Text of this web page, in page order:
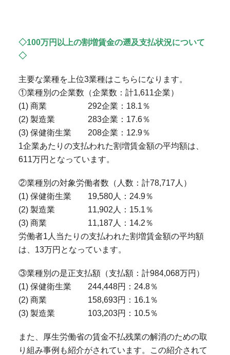
◇100万円以上の割増賃金の遡及支払状況について
◇
主要な業種を上位3業種はこちらになります。
①業種別の企業数（企業数：計1,611企業）
(1) 商業 292企業：18.1％
(2) 製造業 283企業：17.6％
(3) 保健衛生業 208企業：12.9％
1企業あたりの支払われた割増賃金額の平均額は、
611万円となっています。
②業種別の対象労働者数（人数：計78,717人）
(1) 保健衛生業 19,580人：24.9％
(2) 製造業 11,902人：15.1％
(3) 商業 11,187人：14.2％
労働者1人当たりの支払われた割増賃金額の平均額
は、13万円となっています。
③業種別の是正支払額（支払額：計984,068万円）
(1) 保健衛生業 244,448円：24.8％
(2) 商業 158,693円：16.1％
(3) 製造業 103,203円：10.5％
また、厚生労働省の賃金不払残業の解消のための取
り組み事例も紹介がされています。この紹介されて